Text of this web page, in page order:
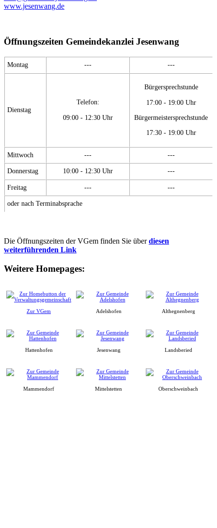
www.jesenwang.de
Öffnungszeiten Gemeindekanzlei Jesenwang
Montag --- ---
Dienstag
Telefon:
09:00 - 12:30 Uhr
Bürgersprechstunde
17:00 - 19:00 Uhr
Bürgermeistersprechstunde
17:30 - 19:00 Uhr
Mittwoch --- ---
Donnerstag 10:00 - 12:30 Uhr ---
Freitag --- ---
oder nach Terminabsprache
Die Öffnungszeiten der VGem finden Sie überdiesen
weiterführenden Link
Weitere Homepages:
Zur VGem Adelshofen Althegnenberg
Hattenhofen Jesenwang Landsberied
Mammendorf Mittelstetten Oberschweinbach